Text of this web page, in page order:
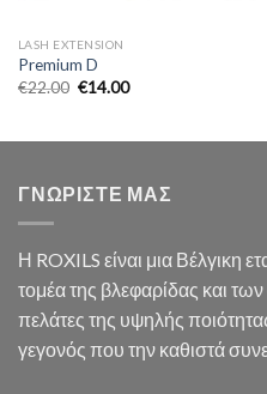
LASH EXTENSION
Premium D
€22.00 €14.00
ΓΝΩΡΙΣΤΕ ΜΑΣ
Η ROXILS είναι μια Βέλγικη
τομέα της βλεφαρίδας και
πελάτες της υψηλής
γεγονός που την καθιστά